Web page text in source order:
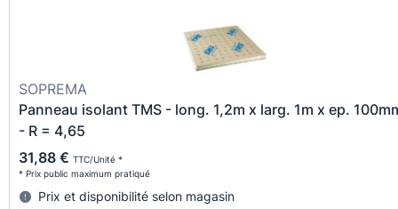
SOPREMA
Panneau isolant TMS - long. 1,2m x larg. 1m x ep.
- R = 4,65
31,88 € TTC/Unité *
* Prix public maximum pratiqué
Prix et disponibilité selon magasin